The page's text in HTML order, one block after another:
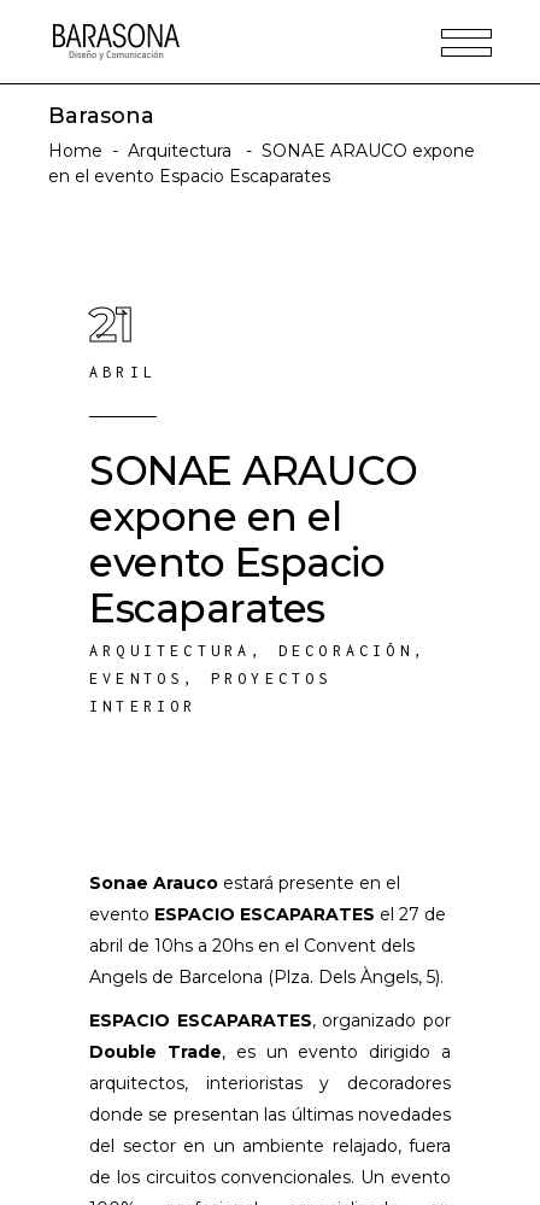
Barasona
Home - Arquitectura - SONAE ARAUCO expone
en el evento Espacio Escaparates
21
ABRIL
SONAE ARAUCO
expone en el
evento Espacio
Escaparates
ARQUITECTURA , DECORACIÓN ,
EVENTOS , PROYECTOS
INTERIOR
Sonae Arauco estará presente en el
evento ESPACIO ESCAPARATES el 27 de
abril de 10hs a 20hs en el Convent dels
Angels de Barcelona (Plza. Dels Àngels, 5).
ESPACIO ESCAPARATES, organizado por
Double Trade, es un evento dirigido a
arquitectos, interioristas y decoradores
donde se presentan las últimas novedades
del sector en un ambiente relajado, fuera
de los circuitos convencionales. Un evento